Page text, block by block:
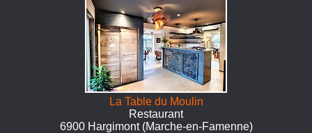
La Table du Moulin
Restaurant
6900 Hargimont (Marche-en-Famenne)